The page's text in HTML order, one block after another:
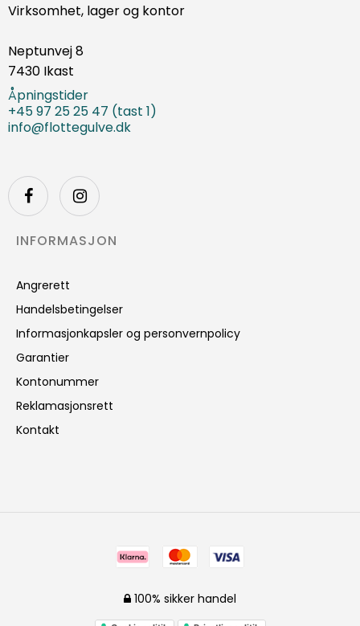
Virksomhet, lager og kontor
Neptunvej 8
7430 Ikast
Åpningstider
+45 97 25 25 47 (tast 1)
info@flottegulve.dk
INFORMASJON
Angrerett
Handelsbetingelser
Informasjonkapsler og personvernpolicy
Garantier
Kontonummer
Reklamasjonsrett
Kontakt
100% sikker handel